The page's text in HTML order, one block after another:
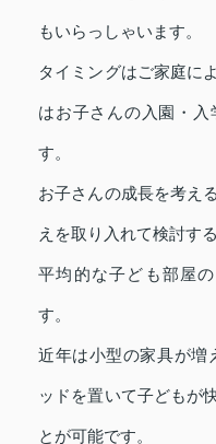
もいらっしゃいます。
タイミングはご家庭に
はお子さんの入園・
す。
お子さんの成長を考え
えを取り入れて検討す
平均的な子ども部屋
す。
近年は小型の家具が増
ッドを置いて子どもが
とが可能です。